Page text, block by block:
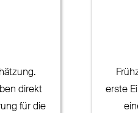
direkt
für die
erste